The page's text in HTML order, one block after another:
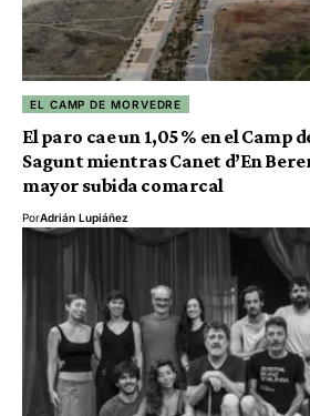
EL CAMP DE MORVEDRE
El paro cae un 1,05 % en el Camp
Sagunt mientras Canet d’En
mayor subida comarcal
PorAdrián Lupiáñez